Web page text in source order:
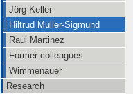
Jörg Keller
Hiltrud Müller-Sigmund
Raul Martinez
Former colleagues
Wimmenauer
Research